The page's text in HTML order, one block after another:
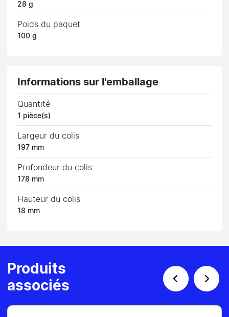
28 g
Poids du paquet
100 g
Informations sur l'emballage
Quantité
1 pièce(s)
Largeur du colis
197 mm
Profondeur du colis
178 mm
Hauteur du colis
18 mm
Produits
associés